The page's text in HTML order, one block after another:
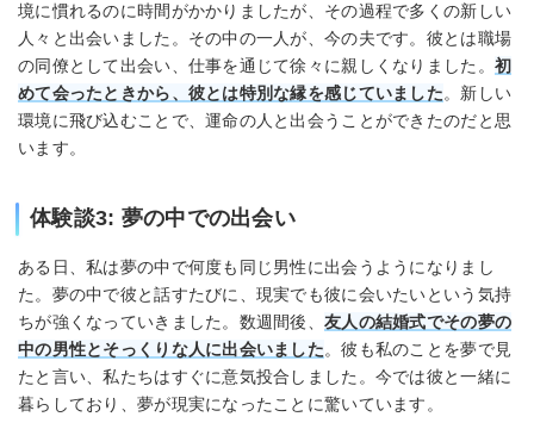
境に慣れるのに時間がかかりましたが、その過程で多くの新しい
人々と出会いました。その中の一人が、今の夫です。彼とは職場
の同僚として出会い、仕事を通じて徐々に親しくなりました。 初
めて会ったときから、彼とは特別な縁を感じていました。新しい
環境に飛び込むことで、運命の人と出会うことができたのだと思
います。
体験談3: 夢の中での出会い
ある日、私は夢の中で何度も同じ男性に出会うようになりまし
た。夢の中で彼と話すたびに、現実でも彼に会いたいという気持
ちが強くなっていきました。数週間後、友人の結婚式でその夢の
中の男性とそっくりな人に出会いました。彼も私のことを夢で見
たと言い、私たちはすぐに意気投合しました。今では彼と一緒に
暮らしており、夢が現実になったことに驚いています。